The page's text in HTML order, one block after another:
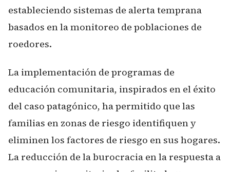
estableciendo sistemas de alerta temprana
basados en la monitoreo de poblaciones de
roedores.
La implementación de programas de
educación comunitaria, inspirados en el éxito
del caso patagónico, ha permitido que las
familias en zonas de riesgo identifiquen y
eliminen los factores de riesgo en sus hogares.
La reducción de la burocracia en la respuesta a